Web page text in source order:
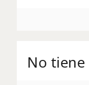
No tiene